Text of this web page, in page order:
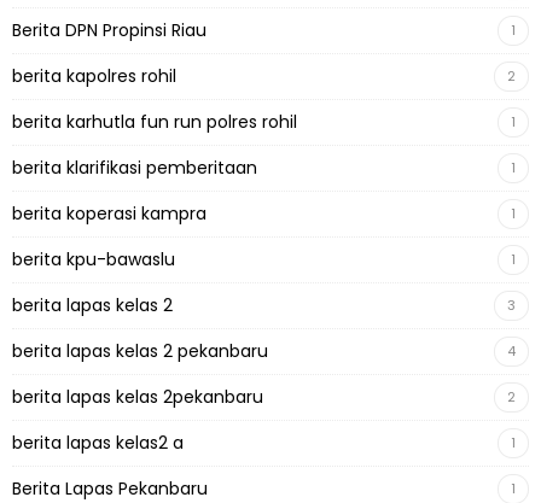
Berita DPN Propinsi Riau 1
berita kapolres rohil 2
berita karhutla fun run polres rohil 1
berita klarifikasi pemberitaan 1
berita koperasi kampra 1
berita kpu-bawaslu 1
berita lapas kelas 2 3
berita lapas kelas 2 pekanbaru 4
berita lapas kelas 2pekanbaru 2
berita lapas kelas2 a 1
Berita Lapas Pekanbaru 1